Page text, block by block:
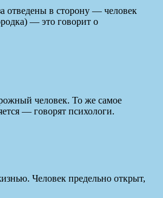
отведены в сторону — человек
— это говорит о
человек. То же самое
— говорят психологи.
Человек предельно открыт,